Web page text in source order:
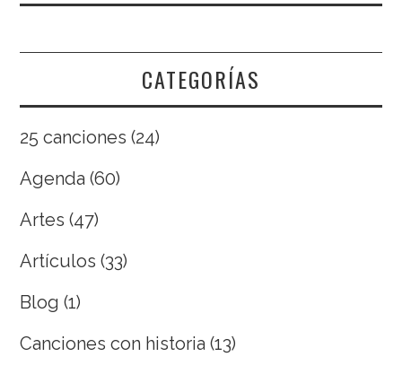
CATEGORÍAS
25 canciones (24)
Agenda (60)
Artes (47)
Artículos (33)
Blog (1)
Canciones con historia (13)